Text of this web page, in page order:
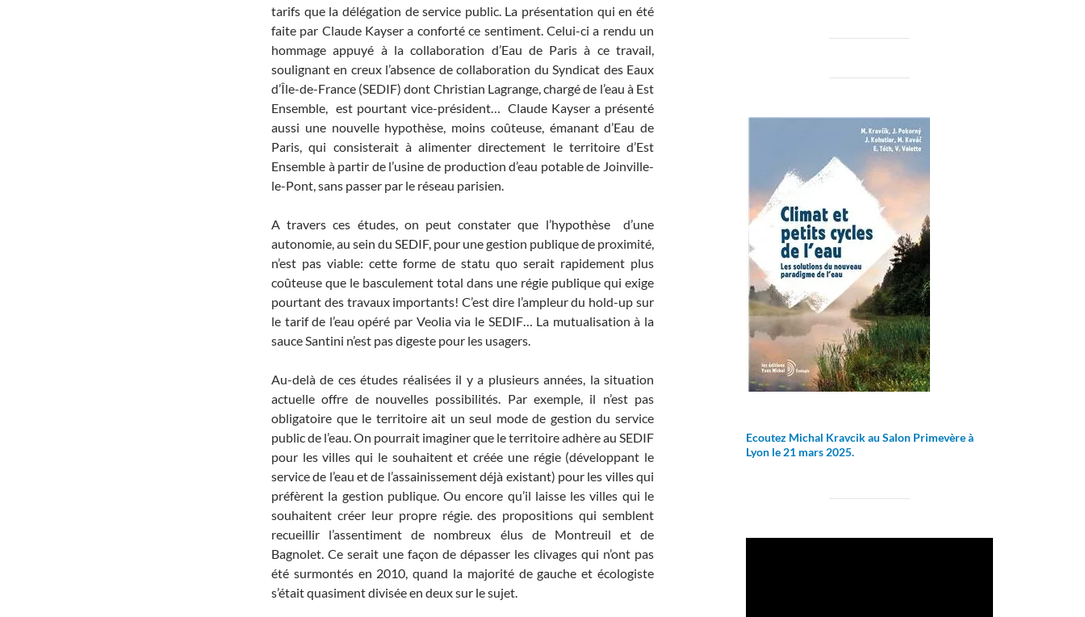
tarifs que la délégation de service public. La présentation qui en été
faite par Claude Kayser a conforté ce sentiment. Celui-ci a rendu un
hommage appuyé à la collaboration d’Eau de Paris à ce travail,
soulignant en creux l’absence de collaboration du Syndicat des Eaux
d’Île-de-France (SEDIF) dont Christian Lagrange, chargé de l’eau à Est
Ensemble, est pourtant vice-président… Claude Kayser a présenté
aussi une nouvelle hypothèse, moins coûteuse, émanant d’Eau de
Paris, qui consisterait à alimenter directement le territoire d’Est
Ensemble à partir de l’usine de production d’eau potable de Joinville-
le-Pont, sans passer par le réseau parisien.
A travers ces études, on peut constater que l’hypothèse d’une
autonomie, au sein du SEDIF, pour une gestion publique de proximité,
n’est pas viable: cette forme de statu quo serait rapidement plus
coûteuse que le basculement total dans une régie publique qui exige
pourtant des travaux importants! C’est dire l’ampleur du hold-up sur
le tarif de l’eau opéré par Veolia via le SEDIF… La mutualisation à la
sauce Santini n’est pas digeste pour les usagers.
Au-delà de ces études réalisées il y a plusieurs années, la situation
actuelle offre de nouvelles possibilités. Par exemple, il n’est pas
obligatoire que le territoire ait un seul mode de gestion du service
public de l’eau. On pourrait imaginer que le territoire adhère au SEDIF
pour les villes qui le souhaitent et créée une régie (développant le
service de l’eau et de l’assainissement déjà existant) pour les villes qui
préfèrent la gestion publique. Ou encore qu’il laisse les villes qui le
souhaitent créer leur propre régie. des propositions qui semblent
recueillir l’assentiment de nombreux élus de Montreuil et de
Bagnolet. Ce serait une façon de dépasser les clivages qui n’ont pas
été surmontés en 2010, quand la majorité de gauche et écologiste
s’était quasiment divisée en deux sur le sujet.
Ecoutez Michal Kravcik au Salon Primevère à
Lyon le 21 mars 2025.